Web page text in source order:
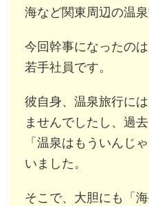
海など関東周辺の温
今回幹事になったの
若手社員です。
彼自身、温泉旅行に
ませんでしたし、過
「温泉はもういんじ
いました。
そこで、大胆にも「